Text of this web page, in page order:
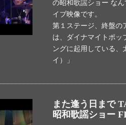
の昭和歌謡ショー な
イブ映像です。
第１ステージ、終盤の
は、ダイナマイトポッ
ングに起用している
イ）」
また逢う日まで
昭和歌謡ショー